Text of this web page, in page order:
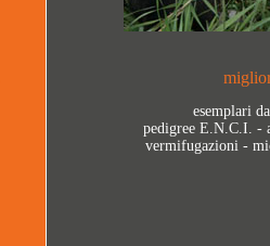
esemplari
pedigree E.N.C.I. -
vermifugazioni -